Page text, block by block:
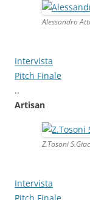
Alessandro
Intervista
Pitch Finale
..
Artisan
Z.Tosoni
Intervista